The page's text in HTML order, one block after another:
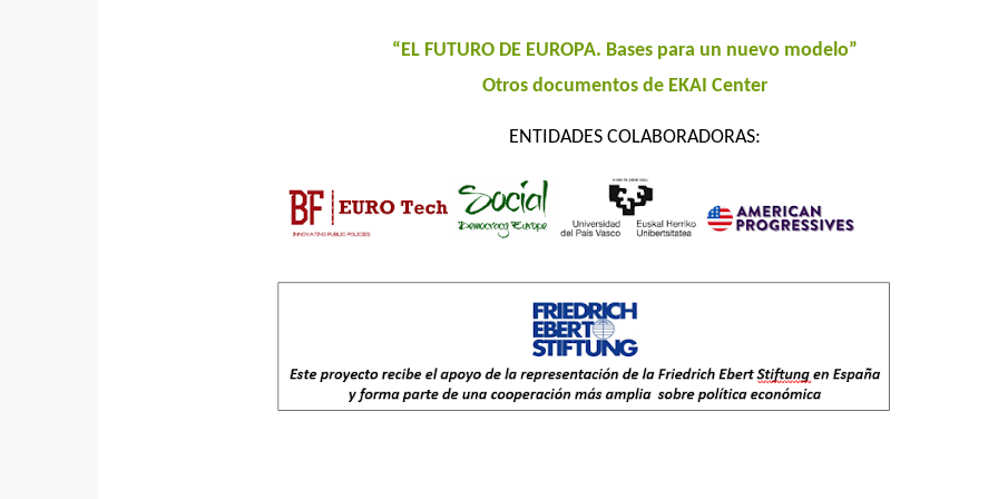
“EL FUTURO DE EUROPA. Bases para un nuevo modelo”
Otros documentos de EKAI Center
ENTIDADES COLABORADORAS: